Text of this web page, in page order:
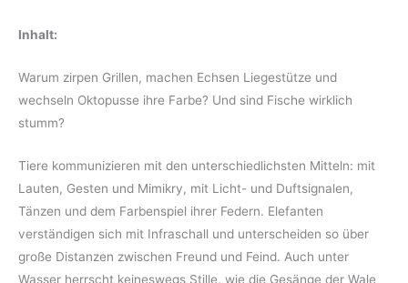
Inhalt:
Warum zirpen Grillen, machen Echsen Liegestütze und
wechseln Oktopusse ihre Farbe? Und sind Fische wirklich
stumm?
Tiere kommunizieren mit den unterschiedlichsten Mitteln: mit
Lauten, Gesten und Mimikry, mit Licht- und Duftsignalen,
Tänzen und dem Farbenspiel ihrer Federn. Elefanten
verständigen sich mit Infraschall und unterscheiden so über
große Distanzen zwischen Freund und Feind. Auch unter
Wasser herrscht keineswegs Stille, wie die Gesänge der Wale